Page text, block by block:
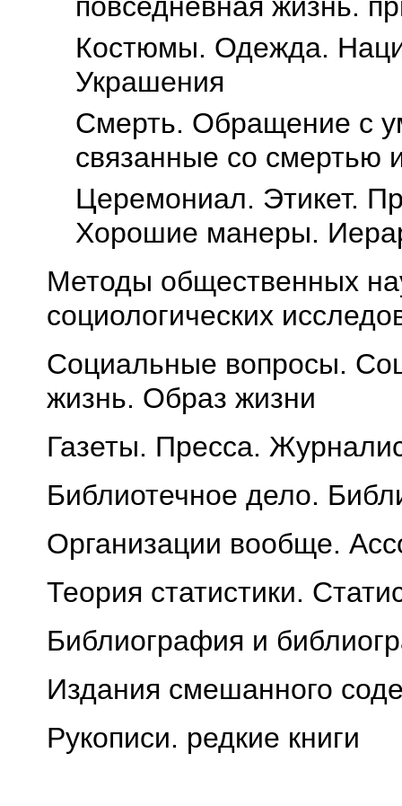
Костюмы. Одежда.
Украшения
Смерть. Обращение с
связанные со смертью
Церемониал. Этикет.
Хорошие манеры.
Методы общественных
социологических
Социальные вопросы.
жизнь. Образ жизни
Газеты. Пресса.
Библиотечное дело.
Организации вообще.
Теория статистики.
Библиография и
Издания смешанного
Рукописи. редкие книги